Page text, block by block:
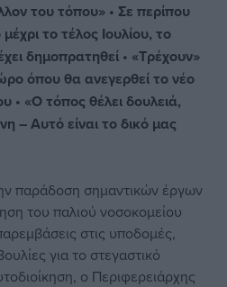
του τόπου» • Σε περίπου
το τέλος Ιουλίου, το
δημοπρατηθεί • «Τρέχουν»
όπου θα ανεγερθεί το νέο
• «Ο τόπος θέλει δουλειά,
– Αυτό είναι το δικό μας
παράδοση σημαντικών έργων
του παλιού νοσοκομείου
στις υποδομές,
για το στεγαστικό
ο Περιφερειάρχης